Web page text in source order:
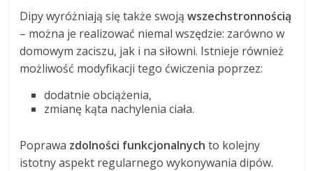
Dipy wyróżniają się także swojąwszechstronnością
– można je realizować niemal wszędzie: zarówno w
domowym zaciszu, jak i na siłowni. Istnieje również
możliwość modyfikacji tego ćwiczenia poprzez:
dodatnie obciążenia,
zmianę kąta nachylenia ciała.
Poprawa zdolności funkcjonalnych to kolejny
istotny aspekt regularnego wykonywania dipów.